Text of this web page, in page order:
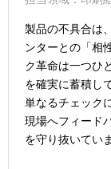
製品の不具合は
ンターとの「相
ク革命は一つひ
を確実に蓄積し
単なるチェック
現場へフィード
を守り抜いてい